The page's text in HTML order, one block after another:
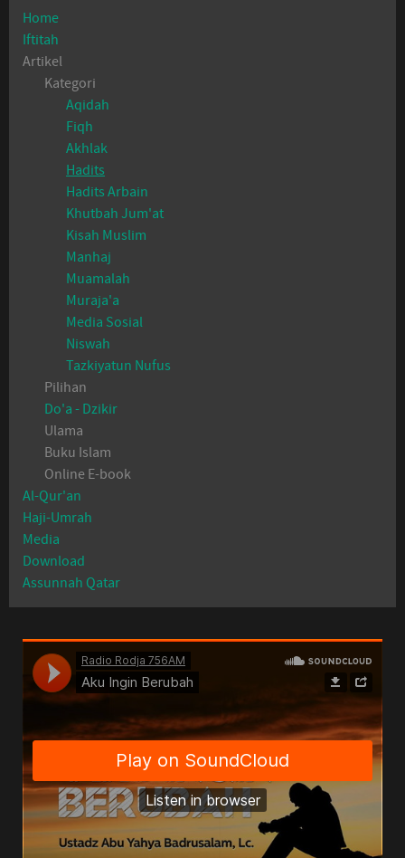
Home
Iftitah
Artikel
Kategori
Aqidah
Fiqh
Akhlak
Hadits
Hadits Arbain
Khutbah Jum'at
Kisah Muslim
Manhaj
Muamalah
Muraja'a
Media Sosial
Niswah
Tazkiyatun Nufus
Pilihan
Do'a - Dzikir
Ulama
Buku Islam
Online E-book
Al-Qur'an
Haji-Umrah
Media
Download
Assunnah Qatar